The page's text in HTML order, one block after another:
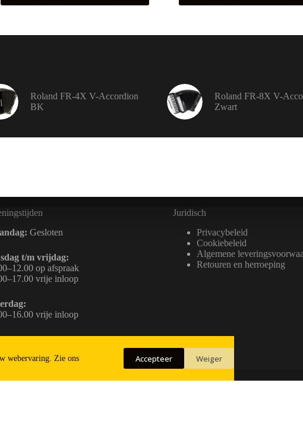
webervaring. Zie ons Accepteer Weiger
Roland FR-4X V-Accordion
BK
Roland FR-8X V-
Zwart
Gesloten
t/m vrijdag:
op afspraak
vrije inloop
vrije inloop
Gesloten
Juridisch
Privacybeleid
Cookiebeleid
Algemene
Retouren en herroeping